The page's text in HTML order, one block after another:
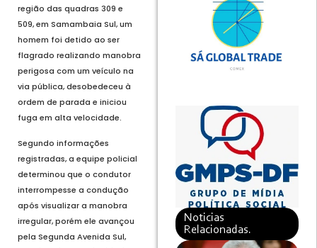
região das quadras 309 e
509, em Samambaia Sul, um
homem foi detido ao ser
flagrado realizando manobra
perigosa com um veículo na
via pública, desobedeceu à
ordem de parada e iniciou
fuga em alta velocidade.
Segundo informações
registradas, a equipe policial
determinou que o condutor
interrompesse a condução
após visualizar a manobra
irregular, porém ele avançou
pela Segunda Avenida Sul,
Noticias
Relacionadas.